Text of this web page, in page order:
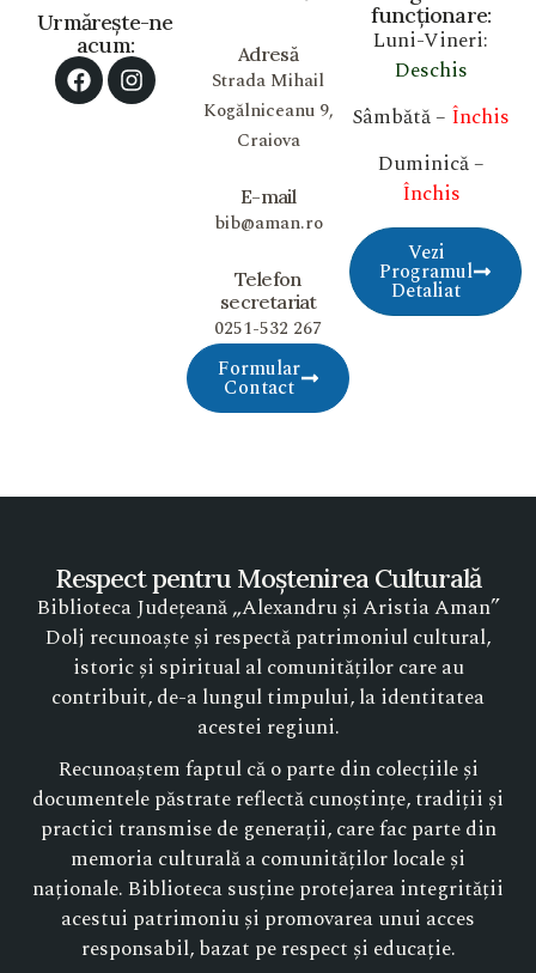
funcționare:
Luni-Vineri:
Deschis
Sâmbătă – Închis
Duminică –
Închis
Vezi
Programul
Detaliat
Adresă
Strada Mihail
Kogălniceanu 9,
Craiova
E-mail
bib@aman.ro
Telefon
secretariat
0251-532 267
Formular
Contact
Urmărește-ne
acum:
Respect pentru Moștenirea Culturală
Biblioteca Județeană „Alexandru și Aristia Aman”
Dolj recunoaște și respectă patrimoniul cultural,
istoric și spiritual al comunităților care au
contribuit, de-a lungul timpului, la identitatea
acestei regiuni.
Recunoaștem faptul că o parte din colecțiile și
documentele păstrate reflectă cunoștințe, tradiții și
practici transmise de generații, care fac parte din
memoria culturală a comunităților locale și
naționale. Biblioteca susține protejarea integrității
acestui patrimoniu și promovarea unui acces
responsabil, bazat pe respect și educație.